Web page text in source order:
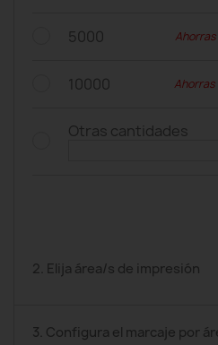
5000 Ahorras
10000 Ahorras
Otras cantidades
2. Elija área/s de impresión
3. Configura el marcaje por